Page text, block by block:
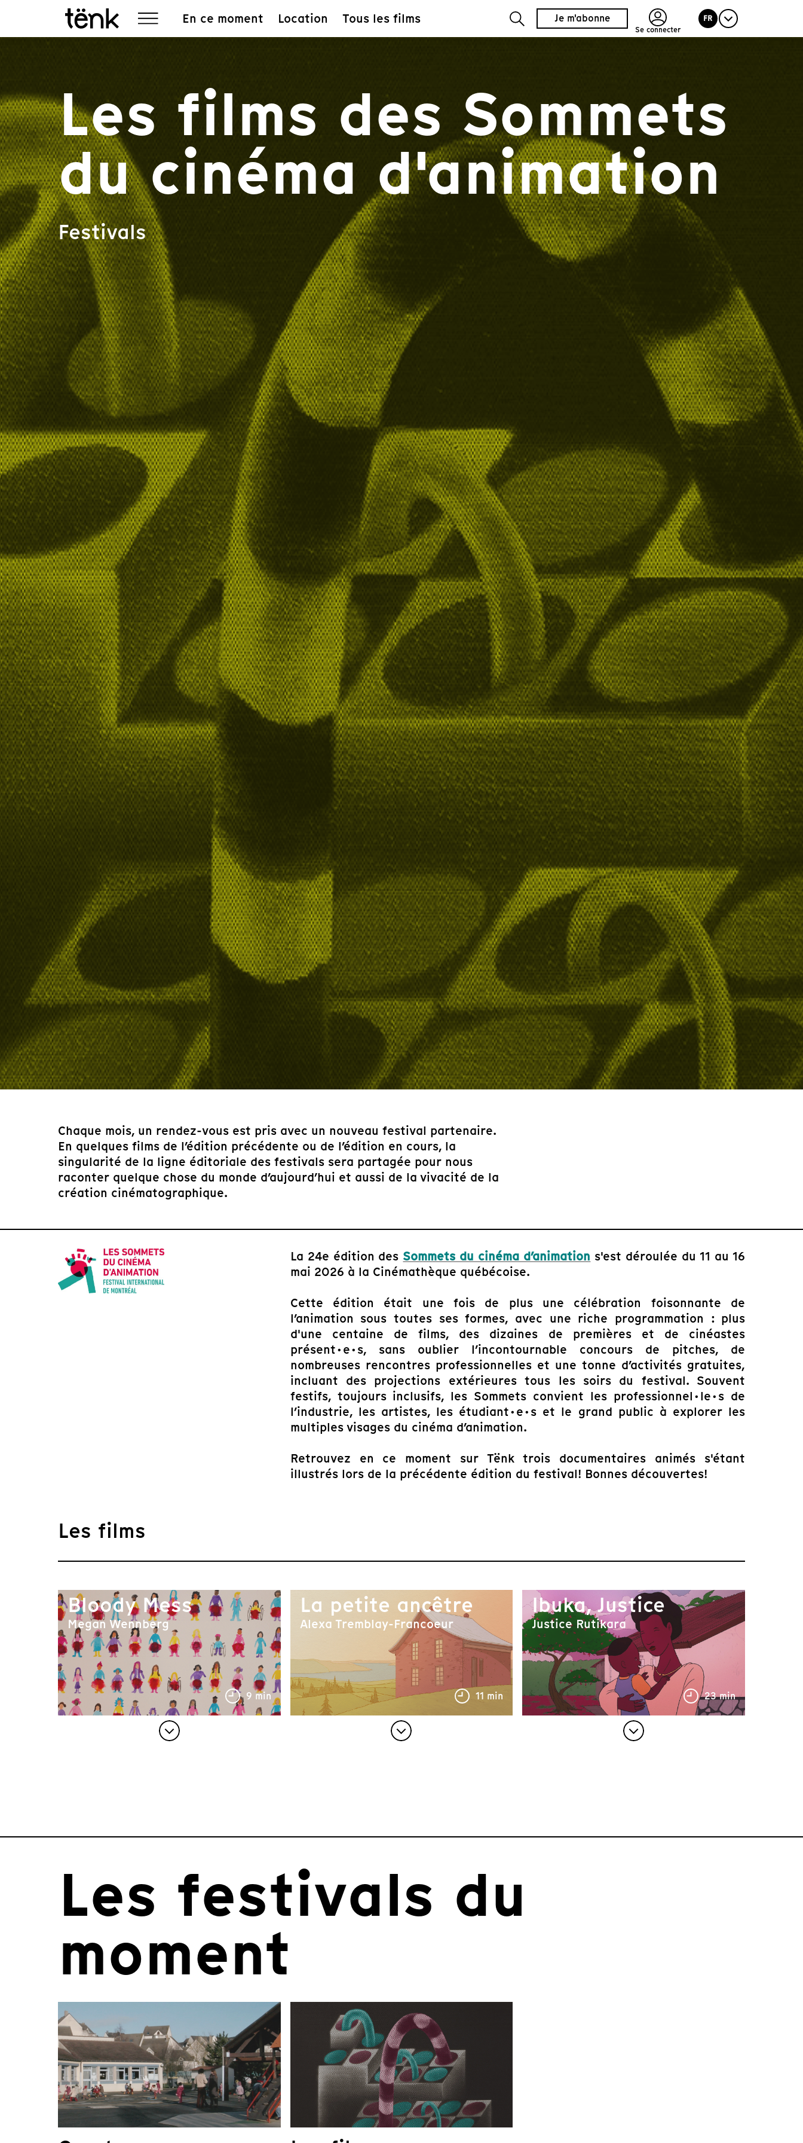
En ce moment Location Tous les films Je m'abonne
Se connecter
FR
Les films des Sommets
du cinéma d'animation
Festivals
Chaque mois, un rendez-vous est pris avec un nouveau festival partenaire.
En quelques films de l’édition précédente ou de l’édition en cours, la
singularité de la ligne éditoriale des festivals sera partagée pour nous
raconter quelque chose du monde d’aujourd’hui et aussi de la vivacité de la
création cinématographique.
La 24e édition des Sommets du cinéma d’animation s'est déroulée du 11 au 16
mai 2026 à la Cinémathèque québécoise.
Cette édition était une fois de plus une célébration foisonnante de
l’animation sous toutes ses formes, avec une riche programmation : plus
d'une centaine de films, des dizaines de premières et de cinéastes
présent·e·s, sans oublier l’incontournable concours de pitches, de
nombreuses rencontres professionnelles et une tonne d’activités gratuites,
incluant des projections extérieures tous les soirs du festival. Souvent
festifs, toujours inclusifs, les Sommets convient les professionnel·le·s de
l’industrie, les artistes, les étudiant·e·s et le grand public à explorer les
multiples visages du cinéma d’animation.
Retrouvez en ce moment sur Tënk trois documentaires animés s'étant
illustrés lors de la précédente édition du festival! Bonnes découvertes!
Les films
Bloody Mess
Megan Wennberg
9 min
La petite ancêtre
Alexa Tremblay-Francoeur
11 min
Ibuka, Justice
Justice Rutikara
23 min
Les festivals du
moment